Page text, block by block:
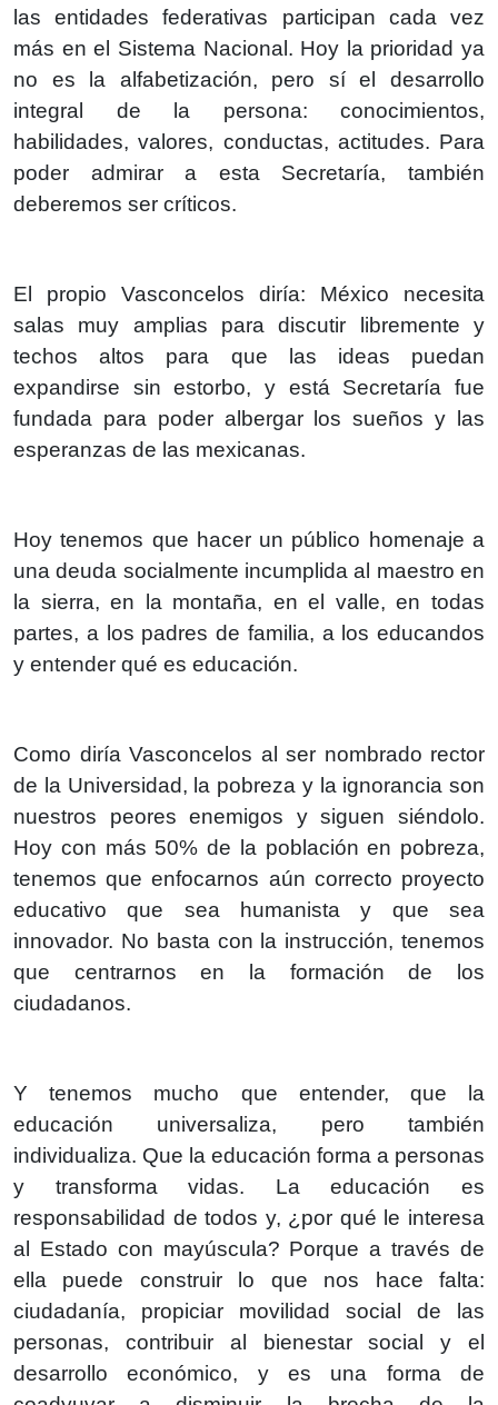
las entidades federativas participan cada vez
más en el Sistema Nacional. Hoy la prioridad ya
no es la alfabetización, pero sí el desarrollo
integral de la persona: conocimientos,
habilidades, valores, conductas, actitudes. Para
poder admirar a esta Secretaría, también
deberemos ser críticos.
El propio Vasconcelos diría: México necesita
salas muy amplias para discutir libremente y
techos altos para que las ideas puedan
expandirse sin estorbo, y está Secretaría fue
fundada para poder albergar los sueños y las
esperanzas de las mexicanas.
Hoy tenemos que hacer un público homenaje a
una deuda socialmente incumplida al maestro en
la sierra, en la montaña, en el valle, en todas
partes, a los padres de familia, a los educandos
y entender qué es educación.
Como diría Vasconcelos al ser nombrado rector
de la Universidad, la pobreza y la ignorancia son
nuestros peores enemigos y siguen siéndolo.
Hoy con más 50% de la población en pobreza,
tenemos que enfocarnos aún correcto proyecto
educativo que sea humanista y que sea
innovador. No basta con la instrucción, tenemos
que centrarnos en la formación de los
ciudadanos.
Y tenemos mucho que entender, que la
educación universaliza, pero también
individualiza. Que la educación forma a personas
y transforma vidas. La educación es
responsabilidad de todos y, ¿por qué le interesa
al Estado con mayúscula? Porque a través de
ella puede construir lo que nos hace falta:
ciudadanía, propiciar movilidad social de las
personas, contribuir al bienestar social y el
desarrollo económico, y es una forma de